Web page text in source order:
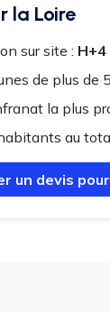
la Loire
sur site : H+4
de plus de
la plus
au
un devis